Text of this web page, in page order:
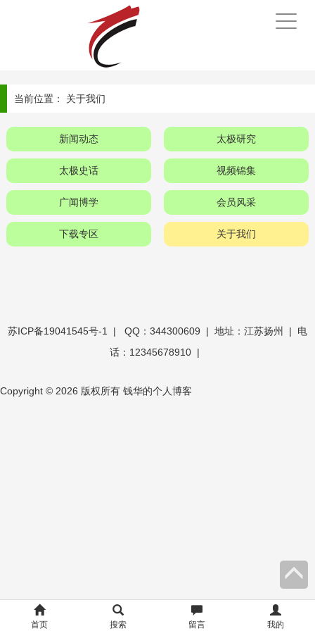
手
机
当前位置： 关于我们
新闻动态 太极研究
太极史话 视频锦集
广闻博学 会员风采
下载专区 关于我们
苏ICP备19041545号-1
| QQ：344300609 | 地址：江苏扬州 | 电
话：12345678910 |
Copyright © 2026 版权所有 钱华的个人博客
首页 搜索 留言 我的